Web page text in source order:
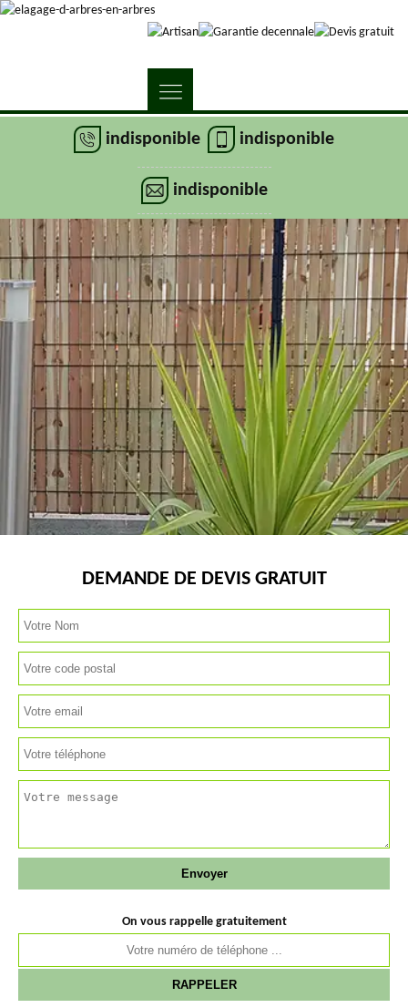
indisponible indisponible
indisponible
DEMANDE DE DEVIS GRATUIT
On vous rappelle gratuitement